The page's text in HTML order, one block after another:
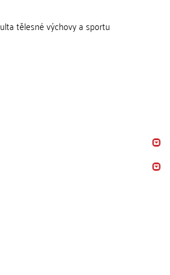
tělesné výchovy a sportu